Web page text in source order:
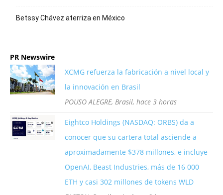
Betssy Chávez aterriza en México
PR Newswire
XCMG refuerza la fabricación a nivel local y
la innovación en Brasil
POUSO ALEGRE, Brasil, hace 3 horas
Eightco Holdings (NASDAQ: ORBS) da a
conocer que su cartera total asciende a
aproximadamente $378 millones, e incluye
OpenAI, Beast Industries, más de 16 000
ETH y casi 302 millones de tokens WLD